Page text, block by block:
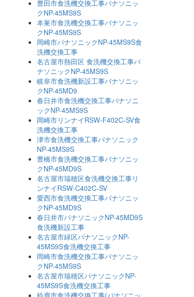
豊田市食洗機交換工事パナソニッ
クNP-45MS9S
本巣市食洗機交換工事パナソニッ
クNP-45MS9S
岡崎市パナソニックNP-45MS9S食
洗機交換工事
名古屋市熱田区 食洗機交換工事パ
ナソニックNP-45MS9S
岐阜市食洗機新設工事パナソニッ
クNP-45MD9
春日井市食洗機交換工事パナソニ
ックNP-45MS9S
岡崎市リンナイRSW-F402C-SV食
洗機交換工事
津市食洗機交換工事パナソニック
NP-45MS9S
豊橋市食洗機交換工事パナソニッ
クNP-45MD9S
名古屋市瑞穂区食洗機交換工事リ
ンナイRSW-C402C-SV
愛西市食洗機交換工事パナソニッ
クNP-45MD9S
春日井市パナソニックNP-45MD9S
食洗機新設工事
名古屋市緑区パナソニックNP-
45MS9S食洗機交換工事
岡崎市食洗機交換工事パナソニッ
クNP-45MS9S
名古屋市瑞穂区パナソニックNP-
45MS9S食洗機交換工事
鈴鹿市食洗機交換工事(パナソニッ